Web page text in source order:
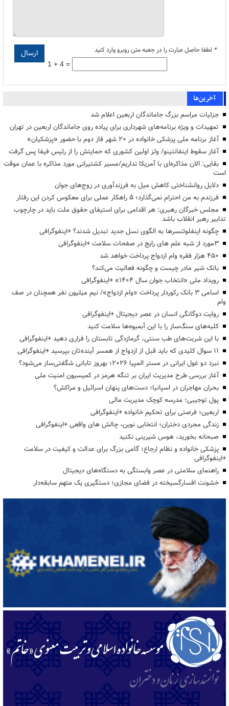
* لطفا حاصل عبارت را در جعبه متن روبرو وارد کنید
1 + 4 =
آخرین‌ها
جزئیات مراسم بزرگ جاماندگان اربعین اعلام شد
تمهیدات و ویژه برنامه‌های شهرداری برای پیاده روی جاماندگان اربعین در تهران
آغاز برنامه ملی پزشکی خانواده در ۲۰ شهر فاز دوم با حضور «پزشکیان»
آغاز سقوط اینفانتینو/ ولز اولین کشوری که حمایتش را از رئیس فیفا پس گرفت
بقایی: الان مذاکره‌ای با آمریکا نداریم/مسیر کشتیرانی مورد مذاکره با عمان موقت
است
دلایل روانشناختی کاهش میل به فرزندآوری در زوج‌های جوان
فرزندم به من احترام نمی‌گذارد؛ ۵ راهکار عملی برای معکوس کردن این رفتار
مجلس خبرگان رهبری: هر اقدامی برای استیفای حقوق ملت باید در چارچوب
تدابیر رهبر انقلاب باشد
چگونه اینفلوئنسرها به الگوی نسل جدید تبدیل شدند؟ +اینفوگرافی
3مورد از شبه علم های رایج در صفحات سلامت +اینفوگرافی
۴۵۰ هزار فقره وام ازدواج پرداخت خواهد شد
بانک شیر مادر چیست و چگونه فعالیت می‌کند؟
رویداد ملی «انتخاب جوان سال ۱۴۰۴» +اینفوگرافی
اسامی ۳ بانک رکوردار پرداخت «وام ازدواج»/ نیم میلیون نفر همچنان در صف
وام
روایت دوگانگی انسان در عصر دیجیتال +اینفوگرافی
کلیه‌های سنگ‌ساز را با این آبمیوه‌ها سلامت کنید
با این شربت‌های طب سنتی، گرمازدگی تابستان را فراری دهید +اینفوگرافی
۱۱ سوال کلیدی که باید قبل از ازدواج از همسر آینده‌تان بپرسید +اینفوگرافی
نبرد دو غول ایرانی در مستر المپیا ۲۰۲۶؛ بهروز تابانی شگفتی‌ساز می‌شود؟
آغاز بررسی طرح مدیریت ایران بر تنگه هرمز در کمیسیون امنیت ملی
بحران مهاجران در اسپانیا؛ دست‌های پنهان اسرائیل و مراکش؟
پول توجیبی؛ مدرسه کوچک مدیریت مالی
اربعین؛ فرصتی برای تحکیم خانواده +اینفوگرافی
زندگی مجردی دختران؛ انتخابی نوین، چالش های واقعی +اینفوگرافی
صبحانه بخورید، هوس شیرینی نکنید
پزشکی خانواده و نظام ارجاع؛ گامی بزرگ برای عدالت و کیفیت در سلامت
+اینفوگرافی
راهنمای سلامتی در عصر وابستگی به دستگاه‌های دیجیتال
خشونت افسارگسیخته در فضای مجازی؛ دستگیری یک متهم سابقه‌دار